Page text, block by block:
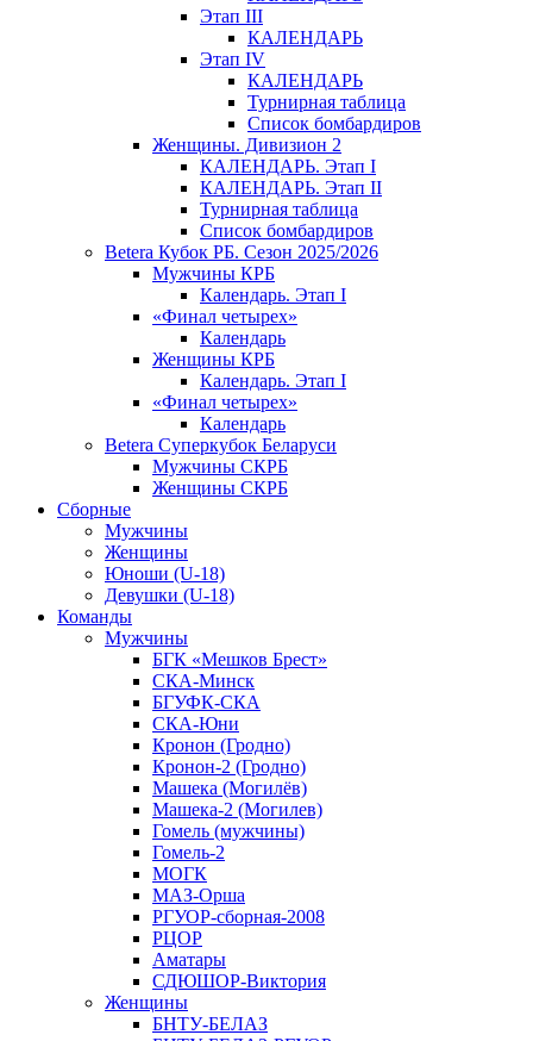
Этап III
КАЛЕНДАРЬ
Этап IV
КАЛЕНДАРЬ
Турнирная таблица
Список бомбардиров
Женщины. Дивизион 2
КАЛЕНДАРЬ. Этап I
КАЛЕНДАРЬ. Этап II
Турнирная таблица
Список бомбардиров
Betera Кубок РБ. Сезон 2025/2026
Мужчины КРБ
Календарь. Этап I
«Финал четырех»
Календарь
Женщины КРБ
Календарь. Этап I
«Финал четырех»
Календарь
Betera Суперкубок Беларуси
Мужчины СКРБ
Женщины СКРБ
Сборные
Мужчины
Женщины
Юноши (U-18)
Девушки (U-18)
Команды
Мужчины
БГК «Мешков Брест»
СКА-Минск
БГУФК-СКА
СКА-Юни
Кронон (Гродно)
Кронон-2 (Гродно)
Машека (Могилёв)
Машека-2 (Могилев)
Гомель (мужчины)
Гомель-2
МОГК
МАЗ-Орша
РГУОР-сборная-2008
РЦОР
Аматары
СДЮШОР-Виктория
Женщины
БНТУ-БЕЛАЗ